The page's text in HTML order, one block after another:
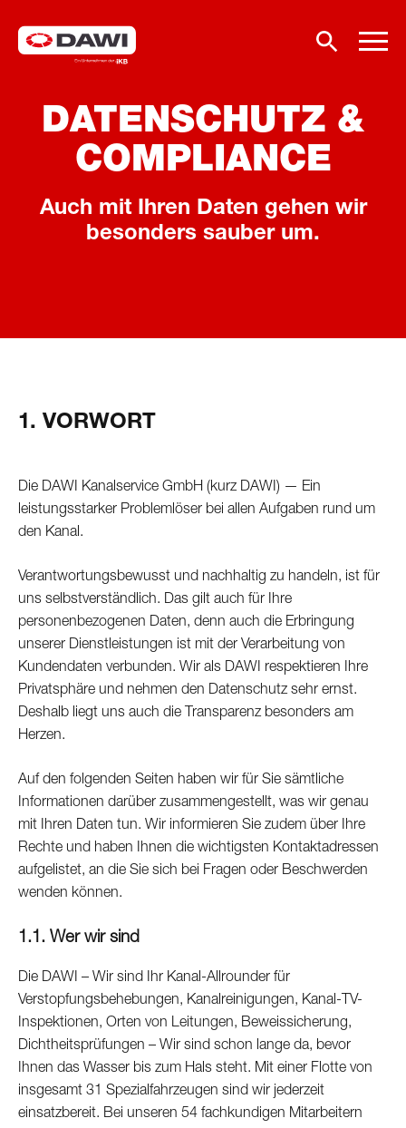
DATENSCHUTZ &
COMPLIANCE
Auch mit Ihren Daten gehen wir
besonders sauber um.
1. VORWORT
Die DAWI Kanalservice GmbH (kurz DAWI) — Ein
leistungsstarker Problemlöser bei allen Aufgaben rund um
den Kanal.
Verantwortungsbewusst und nachhaltig zu handeln, ist für
uns selbstverständlich. Das gilt auch für Ihre
personenbezogenen Daten, denn auch die Erbringung
unserer Dienstleistungen ist mit der Verarbeitung von
Kundendaten verbunden. Wir als DAWI respektieren Ihre
Privatsphäre und nehmen den Datenschutz sehr ernst.
Deshalb liegt uns auch die Transparenz besonders am
Herzen.
Auf den folgenden Seiten haben wir für Sie sämtliche
Informationen darüber zusammengestellt, was wir genau
mit Ihren Daten tun. Wir informieren Sie zudem über Ihre
Rechte und haben Ihnen die wichtigsten Kontaktadressen
aufgelistet, an die Sie sich bei Fragen oder Beschwerden
wenden können.
1.1. Wer wir sind
Die DAWI – Wir sind Ihr Kanal-Allrounder für
Verstopfungsbehebungen, Kanalreinigungen, Kanal-TV-
Inspektionen, Orten von Leitungen, Beweissicherung,
Dichtheitsprüfungen – Wir sind schon lange da, bevor
Ihnen das Wasser bis zum Hals steht. Mit einer Flotte von
insgesamt 31 Spezialfahrzeugen sind wir jederzeit
einsatzbereit. Bei unseren 54 fachkundigen Mitarbeitern